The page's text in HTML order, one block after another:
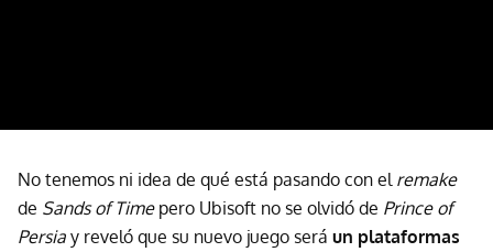
No tenemos ni idea de qué está pasando con el remake
de Sands of Timepero Ubisoft no se olvidó de Prince of
Persia y reveló que su nuevo juego será un plataformas